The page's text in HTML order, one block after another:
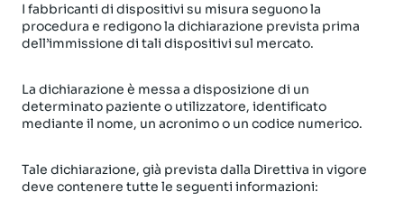
I fabbricanti di dispositivi su misura seguono la
procedura e redigono la dichiarazione prevista prima
dell’immissione di tali dispositivi sul mercato.
La dichiarazione è messa a disposizione di un
determinato paziente o utilizzatore, identificato
mediante il nome, un acronimo o un codice numerico.
Tale dichiarazione, già prevista dalla Direttiva in vigore
deve contenere tutte le seguenti informazioni: